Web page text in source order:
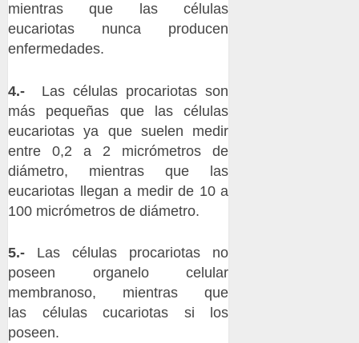
mientras que las células
eucariotas nunca producen
enfermedades.
4.-
Las células procariotas son
más pequeñas que las células
eucariotas ya que suelen medir
entre 0,2 a 2 micrómetros de
diámetro, mientras que las
eucariotas llegan a medir de 10 a
100 micrómetros de diámetro.
5.- Las células procariotas no
poseen organelo celular
membranoso, mientras que
las células cucariotas si los
poseen.